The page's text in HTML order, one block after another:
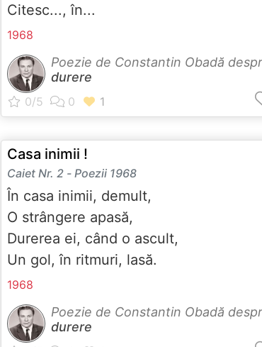
Citesc..., în...
1968
Poezie de Constantin Obadă
durere
Casa inimii !
Caiet Nr. 2 - Poezii 1968
În casa inimii, demult,
O strângere apasă,
Durerea ei, când o ascult,
Un gol, în ritmuri, lasă.
1968
Poezie de Constantin Obadă
durere